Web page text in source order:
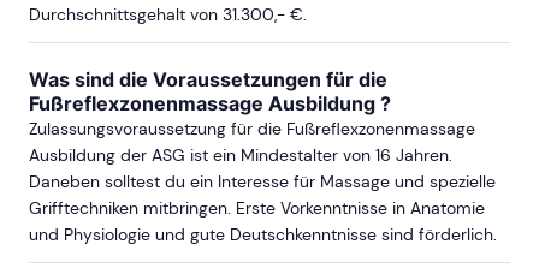
ab Sa, 30. Januar 2027
MÜNCHEN
ab Sa, 25. September 2027
Durchschnittsgehalt von 31.300,- €.
Was sind die Voraussetzungen für die
Fußreflexzonenmassage Ausbildung ?
Zulassungsvoraussetzung für die Fußreflexzonenmassage
Ausbildung der ASG ist ein Mindestalter von 16 Jahren.
Daneben solltest du ein Interesse für Massage und spezielle
Grifftechniken mitbringen. Erste Vorkenntnisse in Anatomie
und Physiologie und gute Deutschkenntnisse sind förderlich.